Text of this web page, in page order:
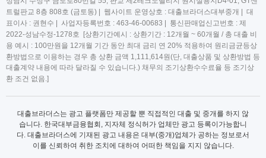
트럴판교 8층 808호 (금토동) | 웹사이트 운영상호 : 대출브라더스대부중개 | 대
표이사 : 권현수 | 사업자등록번호 : 463-46-00683 | 통신판매업신고번호 : 제
2022-성남수정-1278호 [상환기간예시 : 상환기간 : 12개월 ~ 60개월 / 총 대출 비
용 예시 : 100만원을 12개월 기간 동안 최대 금리 연 20% 적용하여 원리금균등상
환방법으로 이용하는 경우 총 상환 금액 1,111,614원(단, 대출상품 및 상환방법 등
대출계약 내용에 따라 달라질 수 있습니다.) 채무의 조기상환수수료율 등 조기상
환 조건 없음.]
대출브라더스는 광고 플랫폼만 제공할 뿐 직접적인 대출 및 중개를 하지 않
습니다. 한국대부금융협회, 지자체 정식허가 업체만 광고 등록이가능합니
다. 대출브라더스에 기재된 광고 내용은 대부(중개)업체가 공하는 정보로서
이를 신뢰하여 취한 조치에 대하여 어떠한 책임을 지지 않습니다.